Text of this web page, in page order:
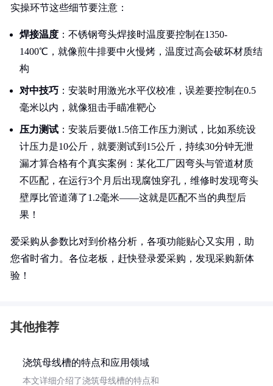
实操环节这些细节要注意：
焊接温度 ：不锈钢弯头焊接时温度要控制在1350-
1400℃，就像煎牛排要中火慢烤，温度过高会破坏材质结
构
对中技巧 ：安装时用激光水平仪校准，误差要控制在0.5
毫米以内，就像狙击手瞄准靶心
压力测试 ：安装后要做1.5倍工作压力测试，比如系统设
计压力是10公斤，就要测试到15公斤，持续30分钟无泄
漏才算合格有个真实案例：某化工厂因弯头与管道材质
不匹配，在运行3个月后出现腐蚀穿孔，维修时发现弯头
壁厚比管道薄了1.2毫米——这就是匹配不当的典型后
果！
爱采购从参数比对到价格分析，各项功能贴心又实用，助
您省时省力。各位老板，赶快登录爱采购，发现采购新体
验！
其他推荐
浇筑母线槽的特点和应用领域
本文详细介绍了浇筑母线槽的特点和